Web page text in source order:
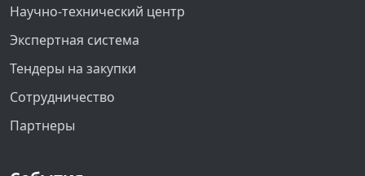
Научно-технический центр
Экспертная система
Тендеры на закупки
Сотрудничество
Партнеры